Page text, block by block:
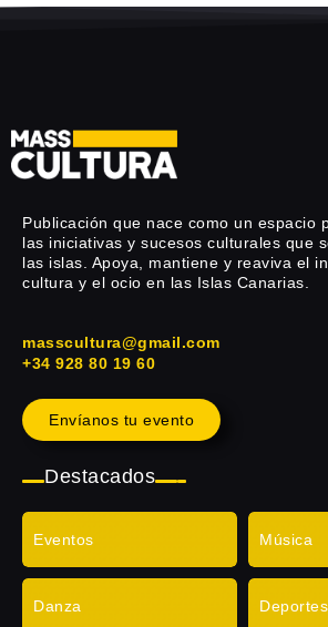
Publicación que nace como un espacio
las iniciativas y sucesos culturales que
las islas. Apoya, mantiene y reaviva el
cultura y el ocio en las Islas Canarias.
masscultura@gmail.com
+34 928 80 19 60
Envíanos tu evento
Destacados
Eventos Música
Danza Deportes